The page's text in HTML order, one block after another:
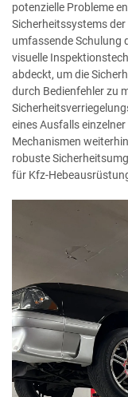
potenzielle Probleme
Sicherheitssystems
umfassende Schulung
visuelle
abdeckt, um die
durch Bedienfehler zu
eines Ausfalls
Mechanismen
robuste
für Kfz-